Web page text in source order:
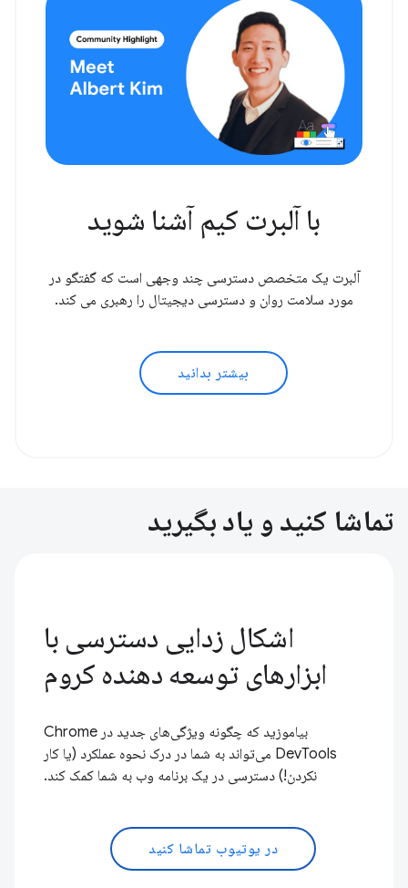
با آلبرت کیم آشنا شوید
آلبرت یک متخصص دسترسی چند وجهی است که گفتگو در
مورد سلامت روان و دسترسی دیجیتال را رهبری می کند.
بیشتر بدانید
تماشا کنید و یاد بگیرید
اشکال زدایی دسترسی با
ابزارهای توسعه دهنده کروم
بیاموزید که چگونه ویژگی‌های جدید در Chrome
DevTools می‌تواند به شما در درک نحوه عملکرد (یا کار
نکردن!) دسترسی در یک برنامه وب به شما کمک کند.
در یوتیوب تماشا کنید